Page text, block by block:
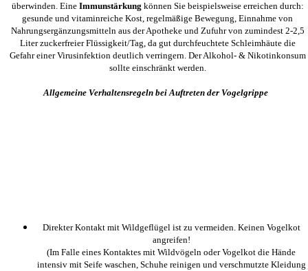
überwinden. Eine Immunstärkung können Sie beispielsweise erreichen durch:
gesunde und vitaminreiche Kost, regelmäßige Bewegung, Einnahme von
Nahrungsergänzungsmitteln aus der Apotheke und Zufuhr von zumindest 2-2,5
Liter zuckerfreier Flüssigkeit/Tag, da gut durchfeuchtete Schleimhäute die
Gefahr einer Virusinfektion deutlich verringern. Der Alkohol- & Nikotinkonsum
sollte einschränkt werden.
Allgemeine Verhaltensregeln bei Auftreten der Vogelgrippe
Direkter Kontakt mit Wildgeflügel ist zu vermeiden. Keinen Vogelkot
angreifen!
(Im Falle eines Kontaktes mit Wildvögeln oder Vogelkot die Hände
intensiv mit Seife waschen, Schuhe reinigen und verschmutzte Kleidung